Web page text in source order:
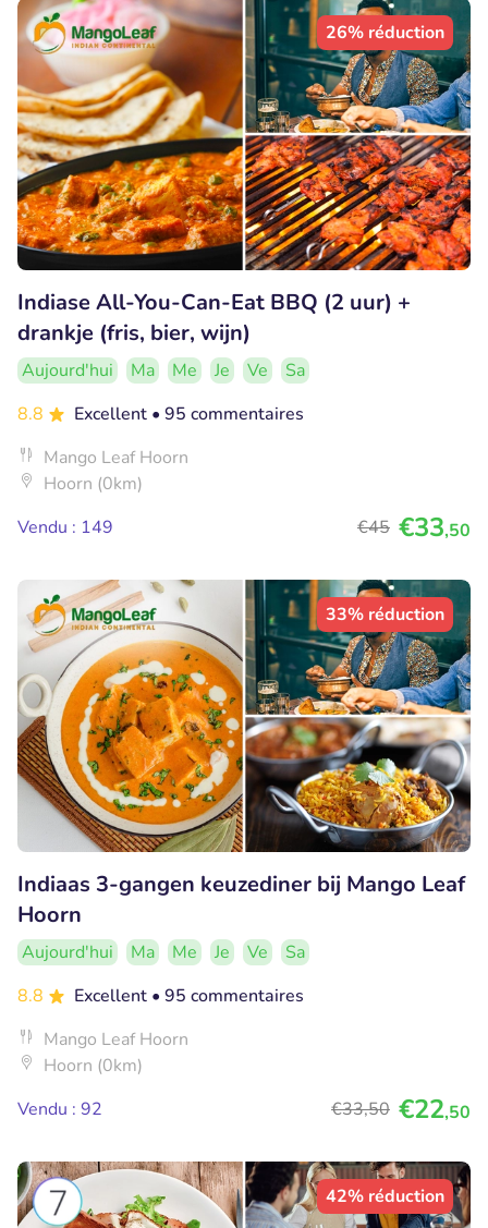
26% réduction
Indiase All-You-Can-Eat BBQ (2 uur) +
drankje (fris, bier, wijn)
Aujourd'hui Ma Me Je Ve
Sa
8.8
Excellent • 95 commentaires
Mango Leaf Hoorn
Hoorn (0km)
Vendu : 149
€45 €33,50
33% réduction
Indiaas 3-gangen keuzediner bij Mango Leaf
Hoorn
Aujourd'hui Ma Me Je Ve
Sa
8.8
Excellent • 95 commentaires
Mango Leaf Hoorn
Hoorn (0km)
Vendu : 92
€33,50 €22,50
42% réduction